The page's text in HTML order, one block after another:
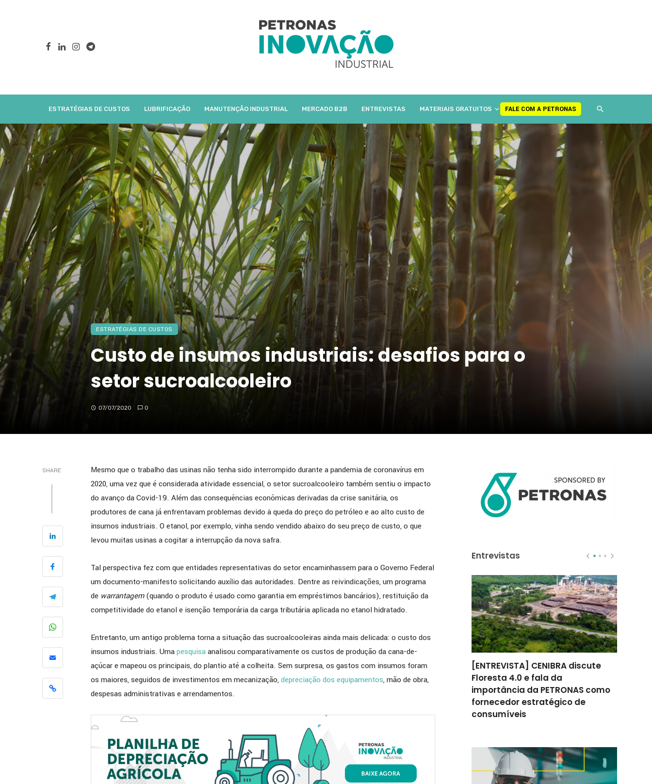
ESTRATÉGIAS DE CUSTOS LUBRIFICAÇÃO MANUTENÇÃO INDUSTRIAL MERCADO B2B ENTREVISTAS MATERIAIS GRATUITOS FALE COM A PETRONAS
FALE COM A PETRONAS
ESTRATÉGIAS DE CUSTOS
Custo de insumos industriais: desafios para o
setor sucroalcooleiro
07/07/2020 0
SHARE
Mesmo que o trabalho das usinas não tenha sido interrompido durante a pandemia de coronavírus em
2020, uma vez que é considerada atividade essencial, o setor sucroalcooleiro também sentiu o impacto
do avanço da Covid-19. Além das consequências econômicas derivadas da crise sanitária, os
produtores de cana já enfrentavam problemas devido à queda do preço do petróleo e ao alto custo de
insumos industriais. O etanol, por exemplo, vinha sendo vendido abaixo do seu preço de custo, o que
levou muitas usinas a cogitar a interrupção da nova safra.
Tal perspectiva fez com que entidades representativas do setor encaminhassem para o Governo Federal
um documento-manifesto solicitando auxílio das autoridades. Dentre as reivindicações, um programa
de warrantagem(quando o produto é usado como garantia em empréstimos bancários), restituição da
competitividade do etanol e isenção temporária da carga tributária aplicada no etanol hidratado.
Entretanto, um antigo problema torna a situação das sucroalcooleiras ainda mais delicada: o custo dos
insumos industriais. Umapesquisaanalisou comparativamente os custos de produção da cana-de-
açúcar e mapeou os principais, do plantio até a colheita. Sem surpresa, os gastos com insumos foram
os maiores, seguidos de investimentos em mecanização,depreciação dos equipamentos, mão de obra,
despesas administrativas e arrendamentos.
Entrevistas
[ENTREVISTA] BIOSEV comenta
como a parceria com a PETRONAS
apoiou em sua estratégia de
eficiência operacional
[ENTREVISTA] GERDAU comenta
importância da lubrificação na
[ENTREVISTA] CENIBRA discute
Floresta 4.0 e fala da
importância da PETRONAS como
fornecedor estratégico de
consumíveis